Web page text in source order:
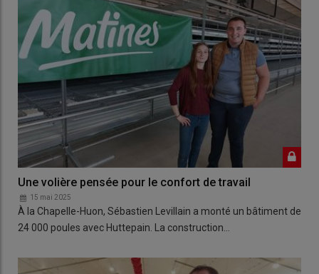
Une volière pensée pour le confort de travail
15 mai 2025
À la Chapelle-Huon, Sébastien Levillain a monté un bâtiment de
24 000 poules avec Huttepain. La construction…